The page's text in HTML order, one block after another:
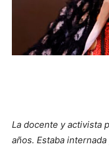
La docente y activista
años. Estaba